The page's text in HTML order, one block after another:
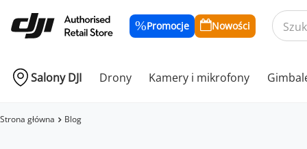
Promocje Nowości
Salony DJI Drony Kamery i mikrofony
Strona główna Blog